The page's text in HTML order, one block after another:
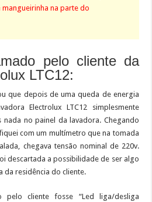
mangueirinha na parte do
pelo cliente da
LTC12:
que depois de uma queda de energia
Electrolux LTC12 simplesmente
nada no painel da lavadora. Chegando
com um multímetro que na tomada
chegava tensão nominal de 220v.
descartada a possibilidade de ser algo
da residência do cliente.
pelo cliente fosse “Led liga/desliga